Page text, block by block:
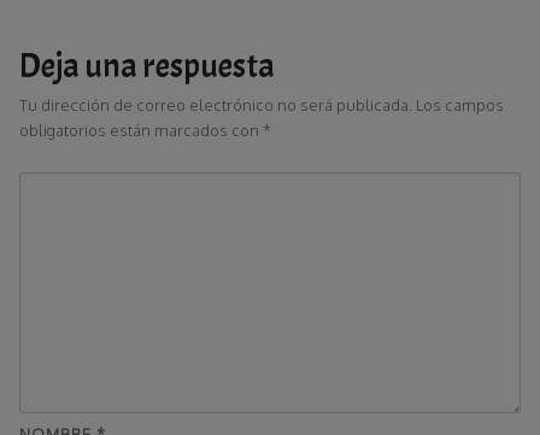
Deja una respuesta
Tu dirección de correo electrónico no será publicada. Los campos
obligatorios están marcados con *